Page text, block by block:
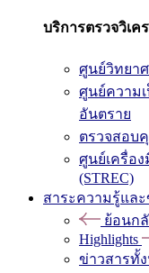
บริการตรวจวิเ
ศูนย์วิทยา
ศูนย์ความ
อันตราย
ตรวจสอบ
ศูนย์เครื่อ
(STREC)
สาระความรู้แล
ย้อนก
Highlights
ข่าวสารทั้